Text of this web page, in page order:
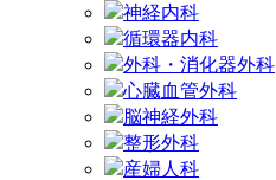
神経内科
循環器内科
外科・消化器外科
心臓血管外科
脳神経外科
整形外科
産婦人科